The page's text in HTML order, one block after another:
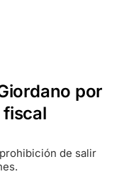
por
fiscal
de salir